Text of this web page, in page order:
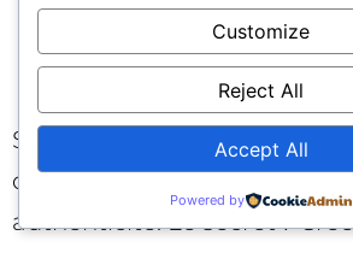
choisis
Analysez vos résultats
Se démarquer sur Instagram
demande créativité,
authenticité. Le secret ?
Customize
Reject All
Accept All
Powered by